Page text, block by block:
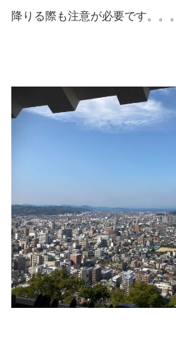
降りる際も注意が必要です。。。